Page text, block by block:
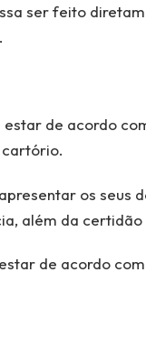
ser feito
estar de acordo
os seus
além da
de acordo